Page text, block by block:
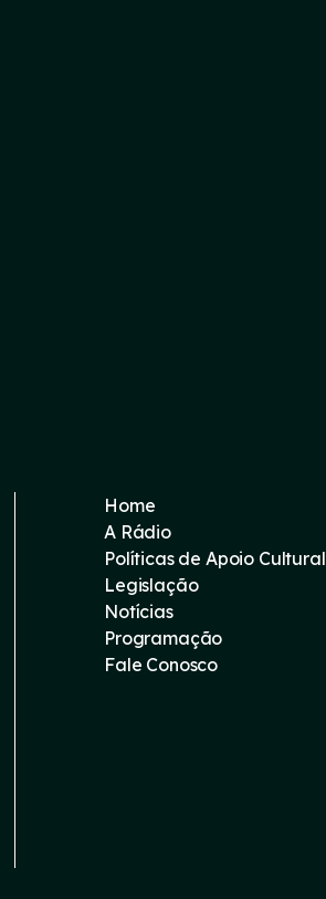
Home
A Rádio
Políticas de Apoio Cultural
Legislação
Notícias
Programação
Fale Conosco